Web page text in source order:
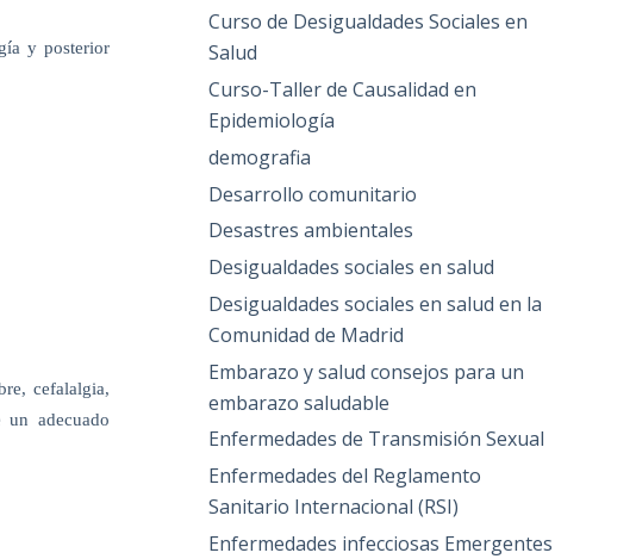
y posterior
cefalalgia,
adecuado
Curso de Desigualdades Sociales en
Salud
Curso-Taller de Causalidad en
Epidemiología
demografia
Desarrollo comunitario
Desastres ambientales
Desigualdades sociales en salud
Desigualdades sociales en salud en la
Comunidad de Madrid
Embarazo y salud consejos para un
embarazo saludable
Enfermedades de Transmisión Sexual
Enfermedades del Reglamento
Sanitario Internacional (RSI)
Enfermedades infecciosas Emergentes